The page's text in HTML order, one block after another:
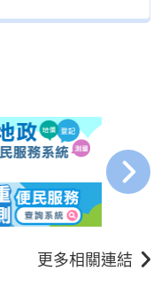
更多相關連結